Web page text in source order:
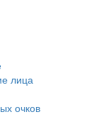
лица
очков